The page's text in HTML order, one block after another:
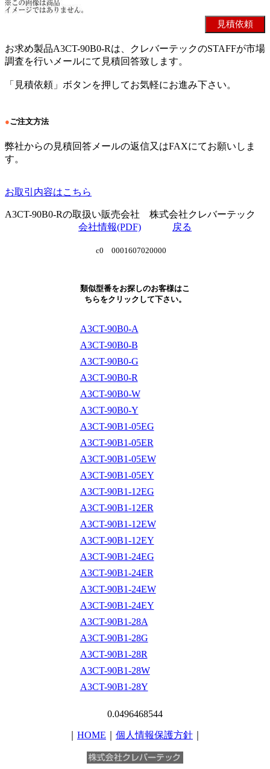
お求め製品A3CT-90B0-Rは、クレバーテックのSTAFFが市場
調査を行いメールにて見積回答致します。
「見積依頼」ボタンを押してお気軽にお進み下さい。
●ご注文方法
弊社からの見積回答メールの返信又はFAXにてお願いしま
す。
お取引内容はこちら
A3CT-90B0-Rの取扱い販売会社 株式会社クレバーテック
会社情報(PDF)
戻る
c0 0001607020000
類似型番をお探しのお客様はこ
ちらをクリックして下さい。
A3CT-90B0-A
A3CT-90B0-B
A3CT-90B0-G
A3CT-90B0-R
A3CT-90B0-W
A3CT-90B0-Y
A3CT-90B1-05EG
A3CT-90B1-05ER
A3CT-90B1-05EW
A3CT-90B1-05EY
A3CT-90B1-12EG
A3CT-90B1-12ER
A3CT-90B1-12EW
A3CT-90B1-12EY
A3CT-90B1-24EG
A3CT-90B1-24ER
A3CT-90B1-24EW
A3CT-90B1-24EY
A3CT-90B1-28A
A3CT-90B1-28G
A3CT-90B1-28R
A3CT-90B1-28W
A3CT-90B1-28Y
0.0496468544
HOME 個人情報保護方針